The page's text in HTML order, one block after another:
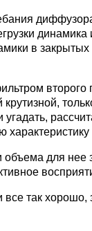
в
для
так хорошо,